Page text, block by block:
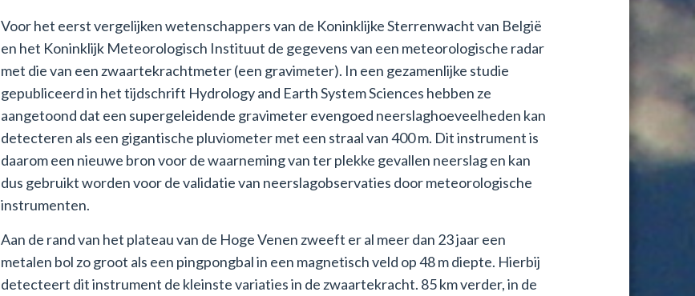
Voor het eerst vergelijken wetenschappers van de Koninklijke Sterrenwacht van België
en het Koninklijk Meteorologisch Instituut de gegevens van een meteorologische radar
met die van een zwaartekrachtmeter (een gravimeter). In een gezamenlijke studie
gepubliceerd in het tijdschrift Hydrology and Earth System Sciences hebben ze
aangetoond dat een supergeleidende gravimeter evengoed neerslaghoeveelheden kan
detecteren als een gigantische pluviometer met een straal van 400 m. Dit instrument is
daarom een nieuwe bron voor de waarneming van ter plekke gevallen neerslag en kan
dus gebruikt worden voor de validatie van neerslagobservaties door meteorologische
instrumenten.
Aan de rand van het plateau van de Hoge Venen zweeft er al meer dan 23 jaar een
metalen bol zo groot als een pingpongbal in een magnetisch veld op 48 m diepte. Hierbij
detecteert dit instrument de kleinste variaties in de zwaartekracht. 85 km verder, in de